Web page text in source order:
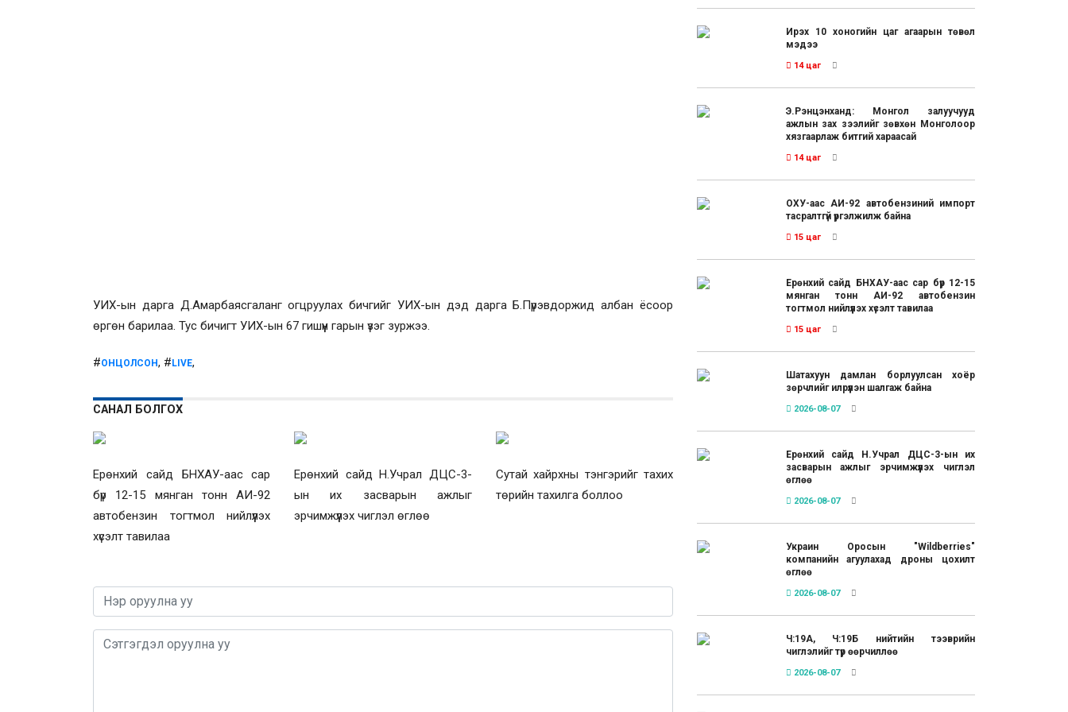
УИХ-ын дарга Д.Амарбаясгаланг огцруулах бичгийг УИХ-ын дэд дарга Б.Пүрэвдоржид албан ёсоор
өргөн барилаа. Тус бичигт УИХ-ын 67 гишүүн гарын үзэг зуржээ.
#ОНЦОЛСОН, #LIVE,
САНАЛ БОЛГОХ
Ерөнхий сайд БНХАУ-аас сар
бүр 12-15 мянган тонн АИ-92
автобензин тогтмол нийлүүлэх
хүсэлт тавилаа
Ерөнхий сайд Н.Учрал ДЦС-3-
ын их засварын ажлыг
эрчимжүүлэх чиглэл өглөө
Сутай хайрхны тэнгэрийг тахих
төрийн тахилга боллоо
Ирэх 10 хоногийн цаг агаарын төвөл
мэдээ
14 цаг
Э.Рэнцэнханд: Монгол залуучууд
ажлын зах зээлийг зөвхөн Монголоор
хязгаарлаж битгий хараасай
14 цаг
ОХУ-аас АИ-92 автобензиний импорт
тасралтгүй үргэлжилж байна
15 цаг
Ерөнхий сайд БНХАУ-аас сар бүр 12-15
мянган тонн АИ-92 автобензин
тогтмол нийлүүлэх хүсэлт тавилаа
15 цаг
Шатахуун дамлан борлуулсан хоёр
зөрчлийг илрүүлэн шалгаж байна
2026-08-07
Ерөнхий сайд Н.Учрал ДЦС-3-ын их
засварын ажлыг эрчимжүүлэх чиглэл
өглөө
2026-08-07
Украин Оросын "Wildberries"
компанийн агуулахад дроны цохилт
өглөө
2026-08-07
Ч:19А, Ч:19Б нийтийн тээврийн
чиглэлийг түр өөрчиллөө
2026-08-07